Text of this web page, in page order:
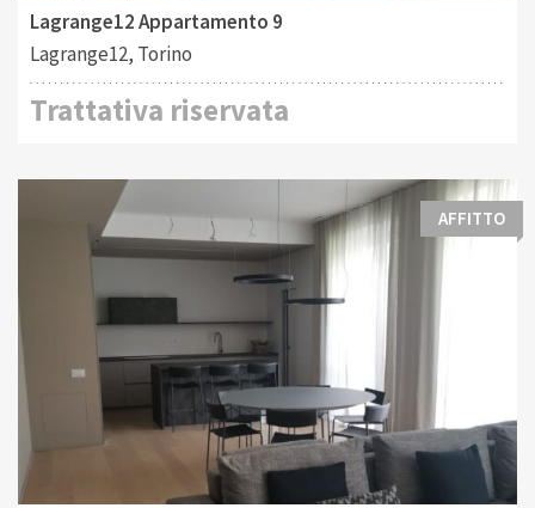
Lagrange12 Appartamento 9
Lagrange12, Torino
Trattativa riservata
Tipo di contratto:
Costruito:
AFFITTO